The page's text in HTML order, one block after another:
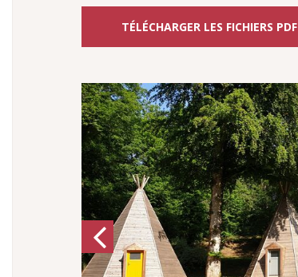
TÉLÉCHARGER LES FICHIERS PDF
Previous